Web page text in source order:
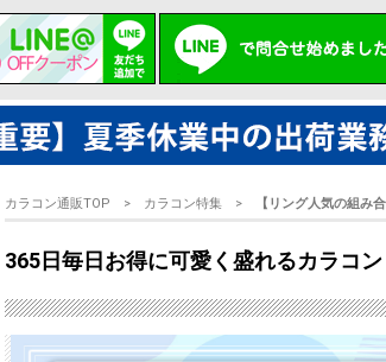
カラコン通販TOP カラコン特集 【リング人気の組み
365日毎日お得に可愛く盛れるカラコン